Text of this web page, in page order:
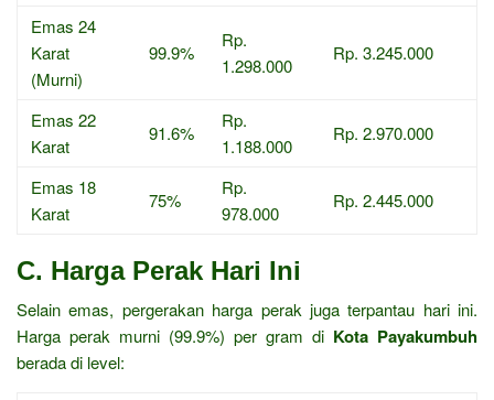
Emas 24
Karat
(Murni)
99.9%
Rp.
1.298.000
Rp. 3.245.000
Emas 22
Karat
91.6%
Rp.
1.188.000
Rp. 2.970.000
Emas 18
Karat
75%
Rp.
978.000
Rp. 2.445.000
C. Harga Perak Hari Ini
Selain emas, pergerakan harga perak juga terpantau hari ini.
Harga perak murni (99.9%) per gram di Kota Payakumbuh
berada di level: